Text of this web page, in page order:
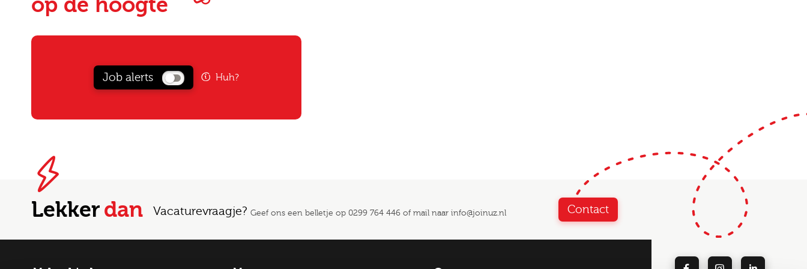
op de hoogte
Job alerts Huh?
Lekkerdan Vacaturevraagje? Geef ons een belletje op 0299 764 446 of mail naar info@joinuz.nl Contact